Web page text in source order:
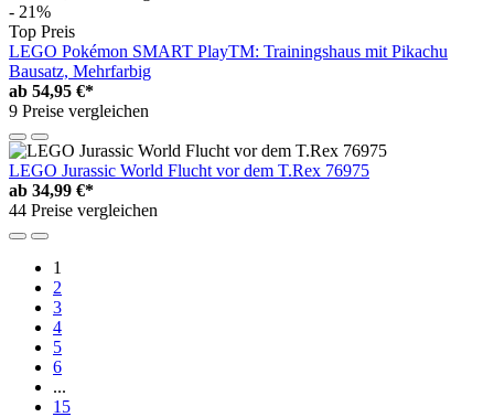
- 21%
Top Preis
LEGO Pokémon SMART PlayTM: Trainingshaus mit Pikachu
Bausatz, Mehrfarbig
ab 54,95 €*
9 Preise vergleichen
LEGO Jurassic World Flucht vor dem T.Rex 76975
ab 34,99 €*
44 Preise vergleichen
1
2
3
4
5
6
...
15